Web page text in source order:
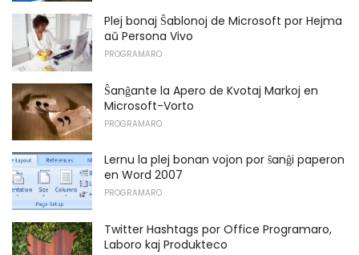
Plej bonaj Ŝablonoj de Microsoft por Hejma
aŭ Persona Vivo
PROGRAMARO
Ŝanĝante la Apero de Kvotaj Markoj en
Microsoft-Vorto
PROGRAMARO
Lernu la plej bonan vojon por ŝanĝi paperon
en Word 2007
PROGRAMARO
Twitter Hashtags por Office Programaro,
Laboro kaj Produkteco